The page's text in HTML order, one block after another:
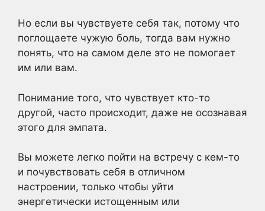
Но если вы чувствуете себя так, потому что
поглощаете чужую боль, тогда вам нужно
понять, что на самом деле это не помогает
им или вам.
Понимание того, что чувствует кто-то
другой, часто происходит, даже не осознавая
этого для эмпата.
Вы можете легко пойти на встречу с кем-то
и почувствовать себя в отличном
настроении, только чтобы уйти
энергетически истощенным или